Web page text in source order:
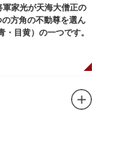
家光が天海大僧正の
方角の不動尊を選ん
目黄）の一つです。